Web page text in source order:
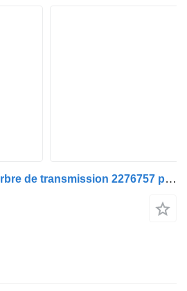
Demi-essieu Scania arbre de transmission 2276757 pour tracteur routier Scania R410